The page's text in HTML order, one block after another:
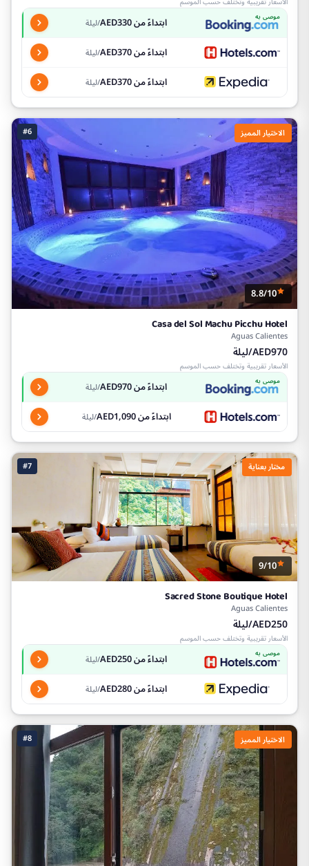
موصى به ابتداءً من AED330 /ليلة
ابتداءً من AED370 /ليلة
ابتداءً من AED370 /ليلة
#6 الاختيار المميز
8.8/10
Casa del Sol Machu Picchu Hotel
Aguas Calientes
AED970/ليلة
الأسعار تقريبية وتختلف حسب الموسم
موصى به ابتداءً من AED970 /ليلة
ابتداءً من AED1,090 /ليلة
#7 مختار بعناية
9/10
Sacred Stone Boutique Hotel
Aguas Calientes
AED250/ليلة
الأسعار تقريبية وتختلف حسب الموسم
موصى به ابتداءً من AED250 /ليلة
ابتداءً من AED280 /ليلة
#8 الاختيار المميز